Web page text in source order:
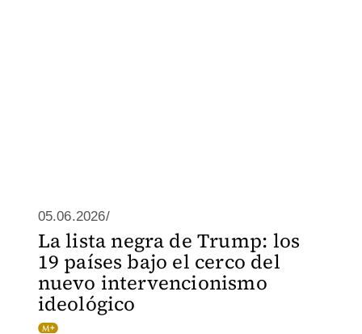
05.06.2026/
La lista negra de Trump: los
19 países bajo el cerco del
nuevo intervencionismo
ideológico